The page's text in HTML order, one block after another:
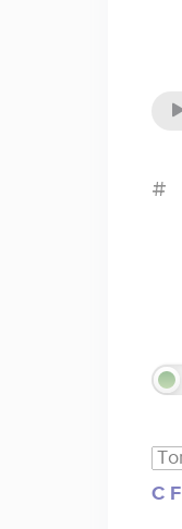
#
C F